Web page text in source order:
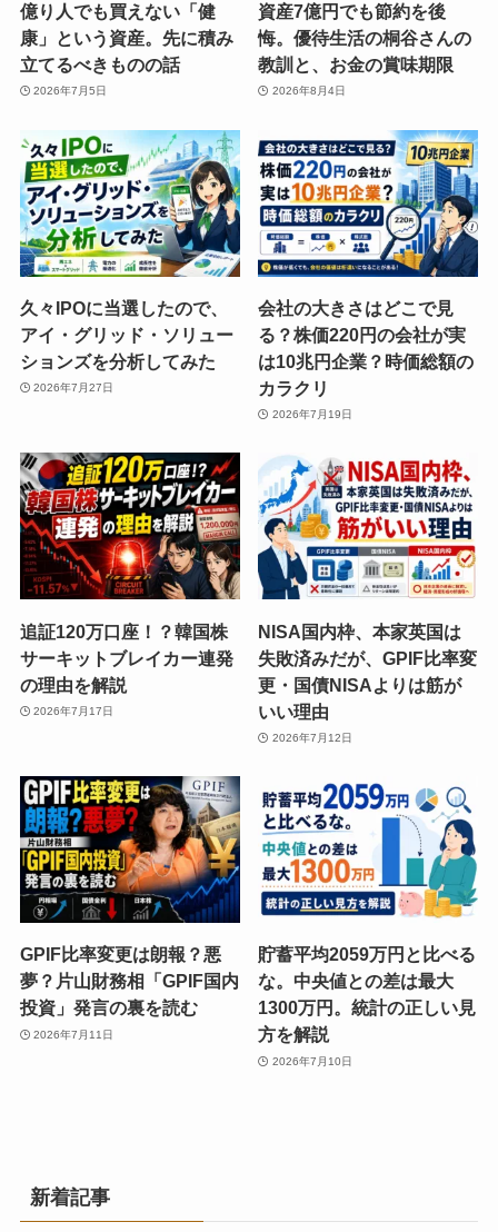
億り人でも買えない「健
康」という資産。先に積み
立てるべきものの話
2026年7月5日
資産7億円でも節約を後
悔。優待生活の桐谷さんの
教訓と、お金の賞味期限
2026年8月4日
久々IPOに当選したので、
アイ・グリッド・ソリュー
ションズを分析してみた
2026年7月27日
会社の大きさはどこで見
る？株価220円の会社が実
は10兆円企業？時価総額の
カラクリ
2026年7月19日
追証120万口座！？韓国株
サーキットブレイカー連発
の理由を解説
2026年7月17日
NISA国内枠、本家英国は
失敗済みだが、GPIF比率変
更・国債NISAよりは筋が
いい理由
2026年7月12日
GPIF比率変更は朗報？悪
夢？片山財務相「GPIF国内
投資」発言の裏を読む
2026年7月11日
貯蓄平均2059万円と比べる
な。中央値との差は最大
1300万円。統計の正しい見
方を解説
2026年7月10日
新着記事